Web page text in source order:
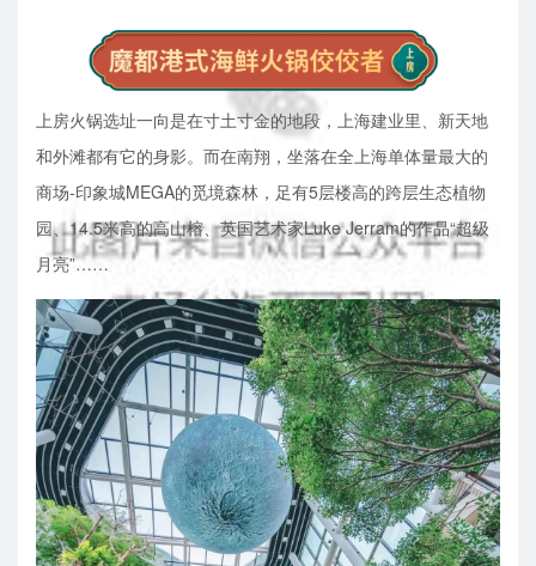
上房火锅选址一向是在寸土寸金的地段，上海建业里、新天地
和外滩都有它的身影。 而在南翔，坐落在全上海单体量最大的
商场-印象城MEGA的觅境森林，足有5层楼高的跨层生态植物
园、14.5米高的高山榕、英国艺术家Luke Jerram的作品“超级
月亮”……